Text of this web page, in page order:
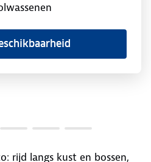
rijd langs kust en bossen,